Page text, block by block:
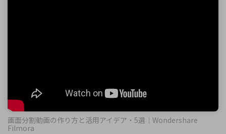
画面分割動画の作り方と活用アイデア・5選｜Wondershare
Filmora